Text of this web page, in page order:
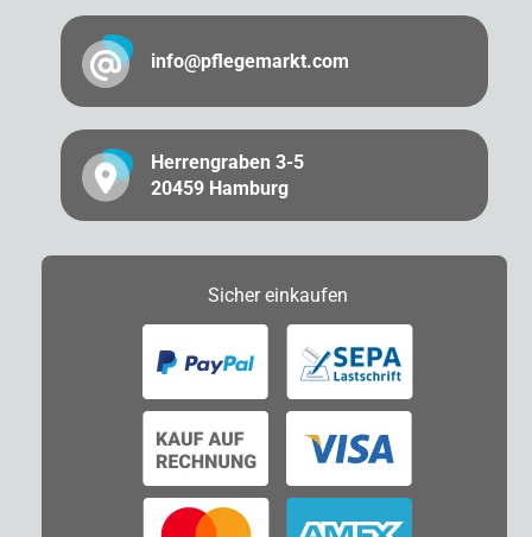
info@pflegemarkt.com
Herrengraben 3-5
20459 Hamburg
Sichereinkaufen